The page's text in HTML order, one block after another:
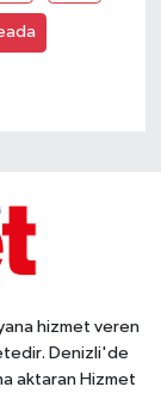
hizmet veren
Denizli'de
aktaran Hizmet